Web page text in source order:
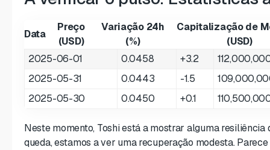
Data
Preço
(USD)
Variação 24h
(%)
Capitalização de
(USD)
2025-06-01
0.0458 +3.2
2025-05-31
0.0443 -1.5
2025-05-30
0.0450 +0.1
Neste momento, Toshi está a mostrar alguma resiliência
queda, estamos a ver uma recuperação modesta.